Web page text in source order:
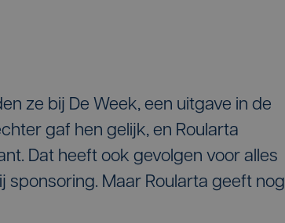
ze bij De Week, een uitgave in de
gaf hen gelijk, en Roularta
Dat heeft ook gevolgen voor alles
sponsoring. Maar Roularta geeft nog